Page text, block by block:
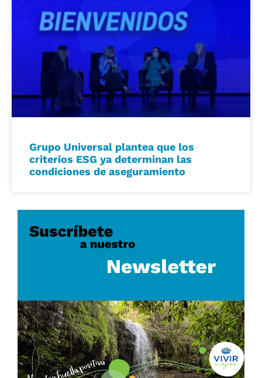
Grupo Universal plantea que los
criterios ESG ya determinan las
condiciones de aseguramiento